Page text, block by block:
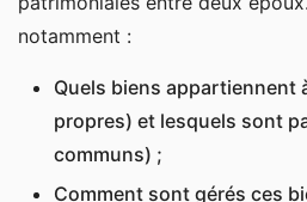
La communauté universelle,
maximale du conjoint survivant
La participation aux acquêts,
communauté
Tableau comparatif pour
matrimonial
notamment :
Quels biens appartiennent
propres) et lesquels sont
communs) ;
Comment sont gérés ces